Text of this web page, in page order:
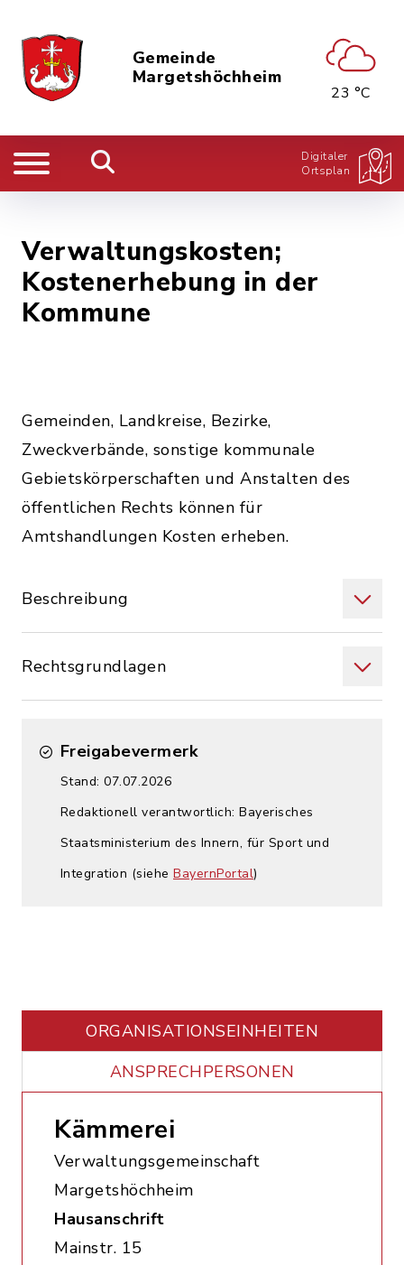
Gemeinde
Margetshöchheim
23 °C
Digitaler
Ortsplan
Verwaltungskosten;
Kostenerhebung in der
Kommune
Gemeinden, Landkreise, Bezirke,
Zweckverbände, sonstige kommunale
Gebietskörperschaften und Anstalten des
öffentlichen Rechts können für
Amtshandlungen Kosten erheben.
Beschreibung
Rechtsgrundlagen
Freigabevermerk
Stand: 07.07.2026
Redaktionell verantwortlich: Bayerisches
Staatsministerium des Innern, für Sport und
Integration (siehe BayernPortal)
ORGANISATIONS­EINHEITEN
ANSPRECHPERSONEN
Kämmerei
Verwaltungsgemeinschaft
Margetshöchheim
Hausanschrift
Mainstr. 15